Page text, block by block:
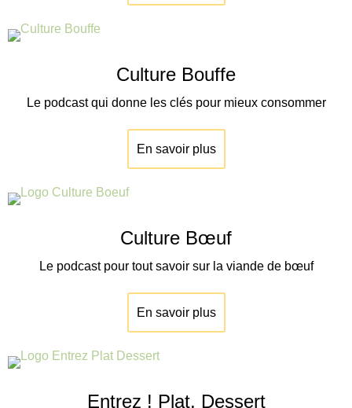
Culture Bouffe
Le podcast qui donne les clés pour mieux consommer
En savoir plus
Culture Bœuf
Le podcast pour tout savoir sur la viande de bœuf
En savoir plus
Entrez ! Plat, Dessert